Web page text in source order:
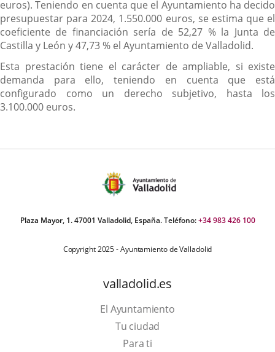
euros). Teniendo en cuenta que el Ayuntamiento ha decido
presupuestar para 2024, 1.550.000 euros, se estima que el
coeficiente de financiación sería de 52,27 % la Junta de
Castilla y León y 47,73 % el Ayuntamiento de Valladolid.
Esta prestación tiene el carácter de ampliable, si existe
demanda para ello, teniendo en cuenta que está
configurado como un derecho subjetivo, hasta los
3.100.000 euros.
Plaza Mayor, 1. 47001 Valladolid, España. Teléfono:+34 983 426 100
Copyright 2025 - Ayuntamiento de Valladolid
valladolid.es
El Ayuntamiento
Tu ciudad
Para ti